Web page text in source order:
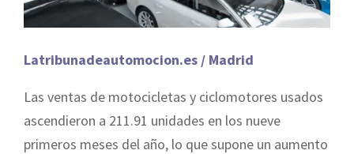
Latribunadeautomocion.es / Madrid
Las ventas de motocicletas y ciclomotores usados
ascendieron a 211.91 unidades en los nueve
primeros meses del año, lo que supone un aumento